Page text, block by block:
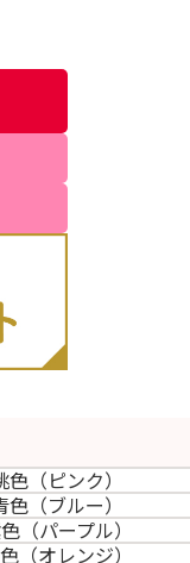
色（ピンク）
色（ブルー）
（パープル）
（オレンジ）